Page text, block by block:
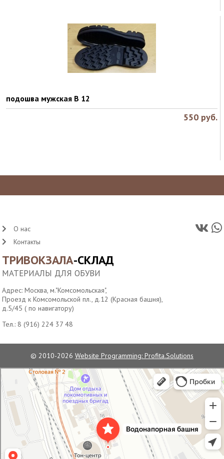
подошва мужская В 12
550 руб.
ТРИВОКЗАЛА-СКЛАД
МАТЕРИАЛЫ ДЛЯ ОБУВИ
Адрес: Москва, м."Комсомольская",
Проезд к Комсомольской пл., д.12 (Красная башня),
д.5/45 ( по навигатору)
Тел.: 8 (916) 224 37 48
О нас
Контакты
© 2010-2026 Website Programming: Profita.Solutions
Водонапорная башня станции Москва-Пассажирская
Достопримечательность в Москве